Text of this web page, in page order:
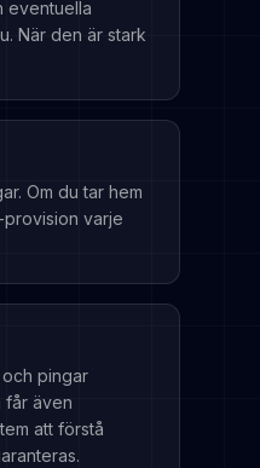
eventuella
När den är stark
Om du tar hem
varje
pingar
får även
att förstå